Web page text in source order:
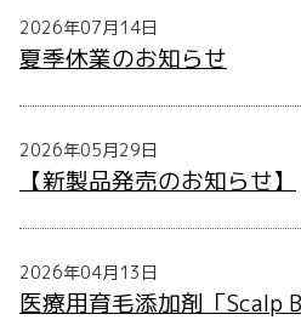
2026年07月14日
夏季休業のお知らせ
2026年05月29日
【新製品発売のお知らせ】
2026年04月13日
医療用育毛添加剤「Scalp